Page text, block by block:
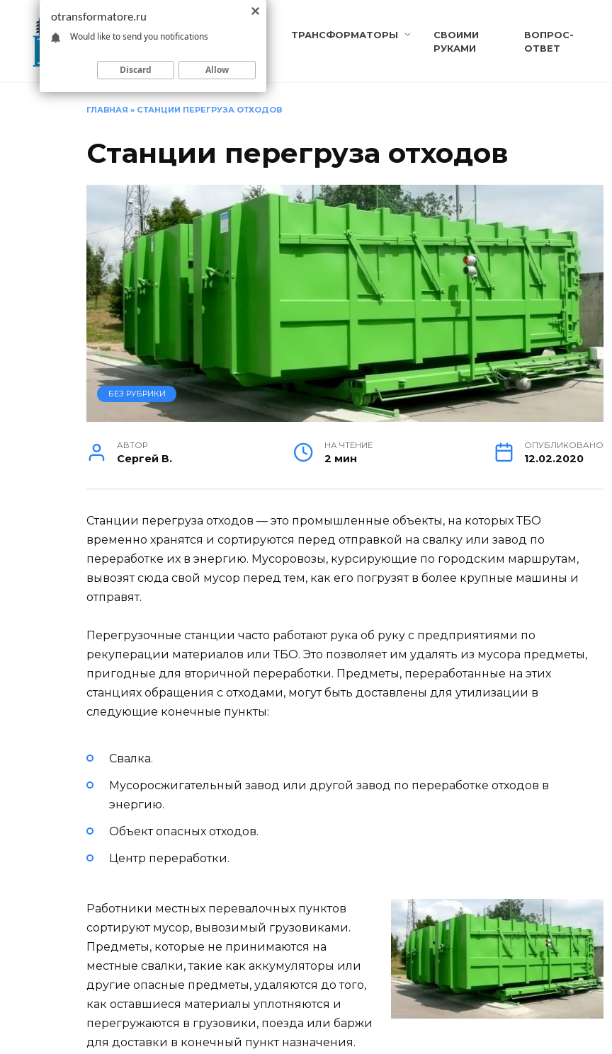
содержанию
ТРАНСФОРМАТОРЫ
СВОИМИ
РУКАМИ
ВОПРОС-
ОТВЕТ
ГЛАВНАЯ » СТАНЦИИ ПЕРЕГРУЗА ОТХОДОВ
Станции перегруза отходов
БЕЗ РУБРИКИ
АВТОР
Сергей В.
НА ЧТЕНИЕ
2 мин
ОПУБЛИКОВАНО
12.02.2020
Станции перегруза отходов — это промышленные объекты, на которых ТБО
временно хранятся и сортируются перед отправкой на свалку или завод по
переработке их в энергию. Мусоровозы, курсирующие по городским маршрутам,
вывозят сюда свой мусор перед тем, как его погрузят в более крупные машины и
отправят.
Перегрузочные станции часто работают рука об руку с предприятиями по
рекуперации материалов или ТБО. Это позволяет им удалять из мусора предметы,
пригодные для вторичной переработки. Предметы, переработанные на этих
станциях обращения с отходами, могут быть доставлены для утилизации в
следующие конечные пункты:
Свалка.
Мусоросжигательный завод или другой завод по переработке отходов в
энергию.
Объект опасных отходов.
Центр переработки.
Работники местных перевалочных пунктов
сортируют мусор, вывозимый грузовиками.
Предметы, которые не принимаются на
местные свалки, такие как аккумуляторы или
другие опасные предметы, удаляются до того,
как оставшиеся материалы уплотняются и
перегружаются в грузовики, поезда или баржи
для доставки в конечный пункт назначения.
otransformatore.ru
Would like to send you notifications
Discard Allow